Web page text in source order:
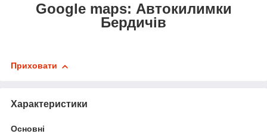
Google maps: Автокилимки
Бердичів
Приховати
Характеристики
Основні